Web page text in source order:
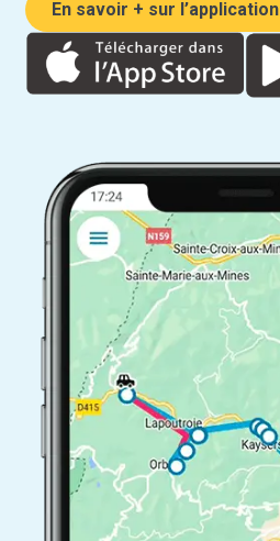
En savoir + sur l’application